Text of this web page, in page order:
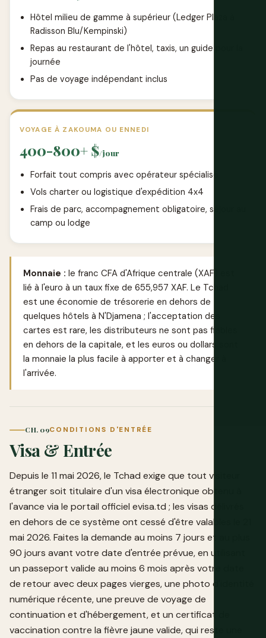
Hôtel milieu de gamme à supérieur (Ledger Plaza à
Radisson Blu/Kempinski)
Repas au restaurant de l'hôtel, taxis, un guide pour la
journée
Pas de voyage indépendant inclus
VOYAGE À ZAKOUMA OU ENNEDI
400-800+ $/jour
Forfait tout compris avec opérateur spécialisé
Vols charter ou logistique d'expédition 4x4
Frais de parc, accompagnement obligatoire, séjour au
camp ou lodge
Monnaie : le franc CFA d'Afrique centrale (XAF) est
lié à l'euro à un taux fixe de 655,957 XAF. Le Tchad
est une économie de trésorerie en dehors de
quelques hôtels à N'Djamena ; l'acceptation des
cartes est rare, les distributeurs ne sont pas fiables
en dehors de la capitale, et les euros ou dollars sont
la monnaie la plus facile à apporter et à changer à
l'arrivée.
CH. 09CONDITIONS D'ENTRÉE
Visa & Entrée
Depuis le 11 mai 2026, le Tchad exige que tout visiteur
étranger soit titulaire d'un visa électronique obtenu à
l'avance via le portail officiel evisa.td ; les visas délivrés
en dehors de ce système ont cessé d'être valables le 21
mai 2026. Faites la demande au moins 7 jours et au plus
90 jours avant votre date d'entrée prévue, en utilisant
un passeport valide au moins 6 mois après votre date
de retour avec deux pages vierges, une photo d'identité
numérique récente, une preuve de voyage de
continuation et d'hébergement, et un certificat de
vaccination contre la fièvre jaune valide, qui reste une